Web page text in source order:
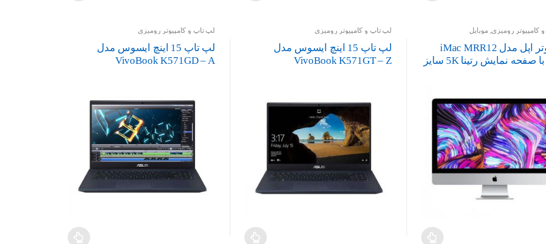
کامپیوتر رومیزی ,موبایل
کامپیوتر اپل مدل iMac MRR12
2019 با صفحه نمایش رتینا 5K سایز
لپ تاپ و کامپیوتر رومیزی
لپ تاپ 15 اینچ ایسوس مدل
VivoBook K571GT – Z
لپ تاپ و کامپیوتر رومیزی
لپ تاپ 15 اینچ ایسوس مدل
VivoBook K571GD – A